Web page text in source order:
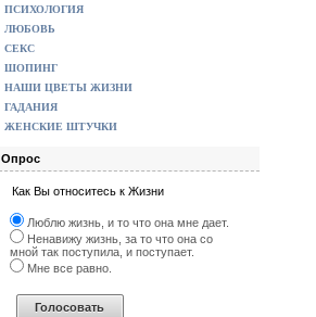
ПСИХОЛОГИЯ
ЛЮБОВЬ
СЕКС
ШОПИНГ
НАШИ ЦВЕТЫ ЖИЗНИ
ГАДАНИЯ
ЖЕНСКИЕ ШТУЧКИ
Опрос
Как Вы относитесь к Жизни
Люблю жизнь, и то что она мне дает.
Ненавижу жизнь, за то что она со
мной так поступила, и поступает.
Мне все равно.